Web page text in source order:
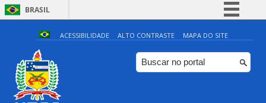
BRASIL
Simplifique!
Comunica BR
Participe
ACESSIBILIDADE ALTO CONTRASTE MAPA DO SITE